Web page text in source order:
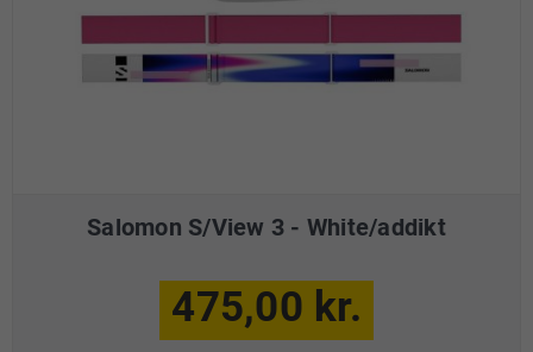
Salomon S/View 3 - White/addikt
475,00 kr.